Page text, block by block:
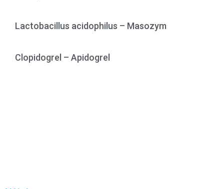
Lactobacillus acidophilus – Masozym
Clopidogrel – Apidogrel